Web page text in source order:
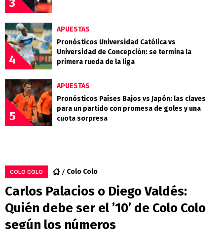
3
4
APUESTAS
Pronósticos Universidad Católica vs
Universidad de Concepción: se termina la
primera rueda de la liga
5
APUESTAS
Pronósticos Países Bajos vs Japón: las claves
para un partido con promesa de goles y una
cuota sorpresa
COLO COLO Colo Colo
Carlos Palacios o Diego Valdés:
Quién debe ser el ’10’ de Colo Colo
según los números